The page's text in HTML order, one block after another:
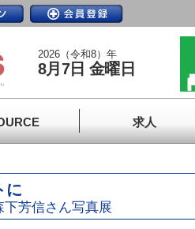
2026（令和8）年
8月7日 金曜日
求人
に
芳信さん写真展